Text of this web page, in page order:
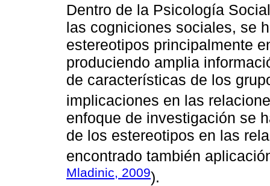
Dentro de la Psicología
las cogniciones sociales, se
estereotipos principalmente
produciendo amplia
de características de los
implicaciones en las
enfoque de investigación se
de los estereotipos en las
encontrado también
Mladinic, 2009).